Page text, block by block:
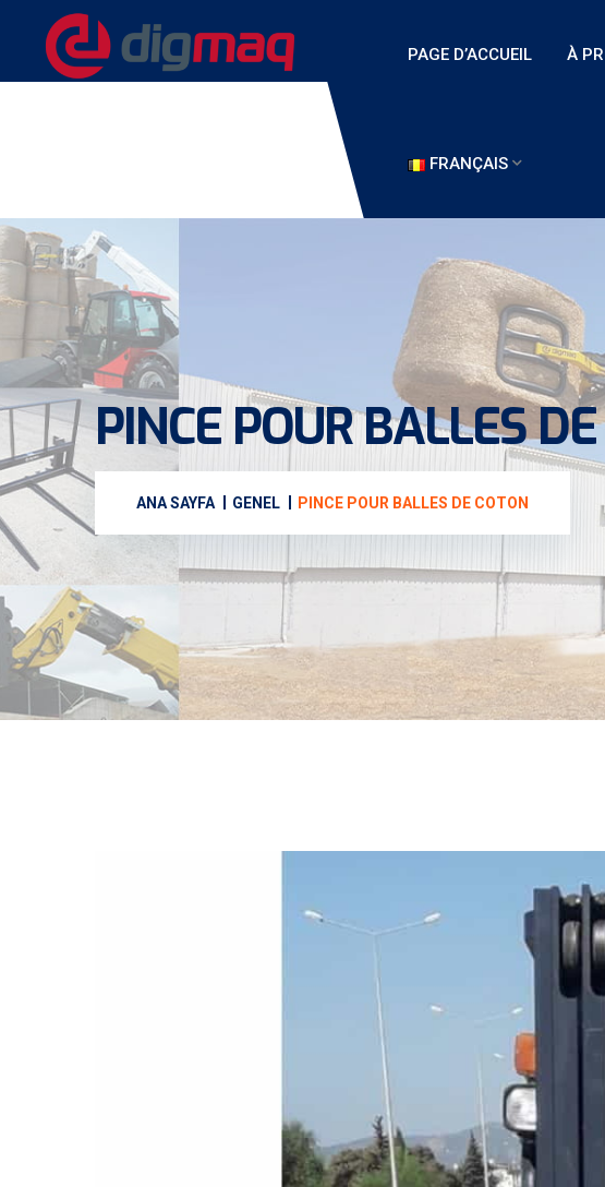
PAGE D’ACCUEIL À
FRANÇAIS
PINCE POUR BALLES
ANA SAYFA GENEL PINCE POUR BALLES DE COTON